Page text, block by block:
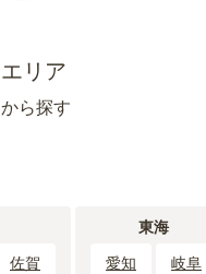
エリア
から探す
東海
愛知 岐阜
佐賀